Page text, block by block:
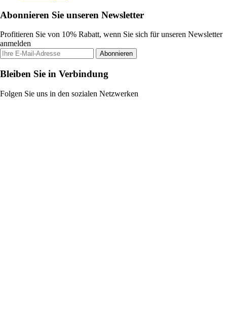
Abonnieren Sie unseren Newsletter
Profitieren Sie von 10% Rabatt, wenn Sie sich für unseren Newsletter
anmelden
Abonnieren
Bleiben Sie in Verbindung
Folgen Sie uns in den sozialen Netzwerken